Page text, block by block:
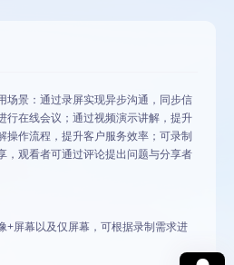
场景：通过录屏实现异步沟通，同步信
行在线会议；通过视频演示讲解，提升
操作流程，提升客户服务效率；可录制
，观看者可通过评论提出问题与分享者
+屏幕以及仅屏幕，可根据录制需求进